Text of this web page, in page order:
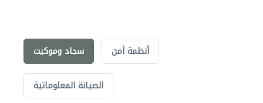
سجاد وموكيت أنظمة أمن
الصيانة المعلوماتية